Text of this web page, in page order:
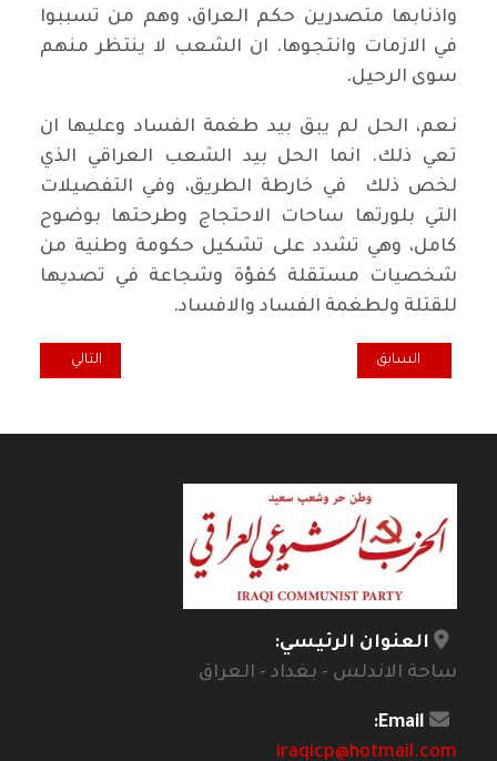
واذنابها متصدرين حكم العراق، وهم من تسببوا
في الازمات وانتجوها. ان الشعب لا ينتظر منهم
سوى الرحيل.
نعم، الحل لم يبق بيد طغمة الفساد وعليها ان
تعي ذلك. انما الحل بيد الشعب العراقي الذي
لخص ذلك في خارطة الطريق، وفي التفصيلات
التي بلورتها ساحات الاحتجاج وطرحتها بوضوح
كامل، وهي تشدد على تشكيل حكومة وطنية من
شخصيات مستقلة كفؤة وشجاعة في تصديها
للقتلة ولطغمة الفساد والافساد.
المقال السابق: وقفة رياضية.. اتحاد كرة القدم ..اخطاء ومخالفات!
السابق المقال التالي:
التالي
العنوان الرئيسي:
ساحة الاندلس - بغداد - العراق
Email:
iraqicp@hotmail.com